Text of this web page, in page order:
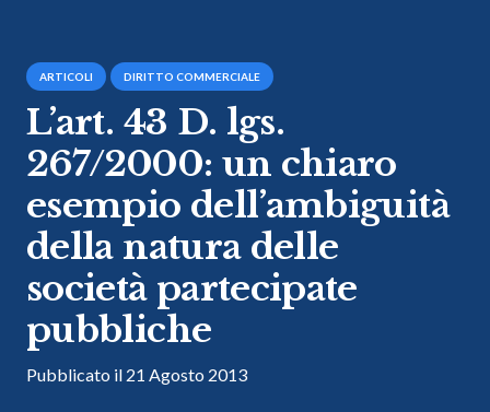
ARTICOLI DIRITTO COMMERCIALE
L’art. 43 D. lgs.
267/2000: un chiaro
esempio dell’ambiguità
della natura delle
società partecipate
pubbliche
Pubblicato il 21 Agosto 2013